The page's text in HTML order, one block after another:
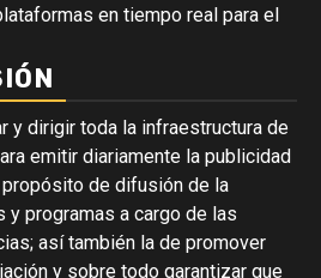
en tiempo real para el
y dirigir toda la infraestructura de
emitir diariamente la publicidad
de difusión de la
y programas a cargo de las
así también la de promover
y sobre todo garantizar que